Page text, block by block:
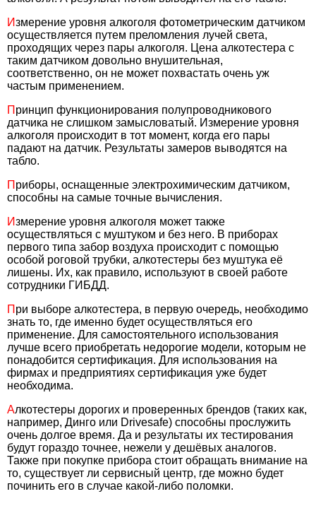
Измерение уровня алкоголя фотометрическим датчиком
осуществляется путем преломления лучей света,
проходящих через пары алкоголя. Цена алкотестера с
таким датчиком довольно внушительная,
соответственно, он не может похвастать очень уж
частым применением.
П ринцип функционирования полупроводникового
датчика не слишком замысловатый. Измерение уровня
алкоголя происходит в тот момент, когда его пары
падают на датчик. Результаты замеров выводятся на
табло.
П риборы, оснащенные электрохимическим датчиком,
способны на самые точные вычисления.
Измерение уровня алкоголя может также
осуществляться с муштуком и без него. В приборах
первого типа забор воздуха происходит с помощью
особой роговой трубки, алкотестеры без муштука её
лишены. Их, как правило, используют в своей работе
сотрудники ГИБДД.
П ри выборе алкотестера, в первую очередь, необходимо
знать то, где именно будет осуществляться его
применение. Для самостоятельного использования
лучше всего приобретать недорогие модели, которым не
понадобится сертификация. Для использования на
фирмах и предприятиях сертификация уже будет
необходима.
Алкотестеры дорогих и проверенных брендов (таких как,
например, Динго или Drivesafe) способны прослужить
очень долгое время. Да и результаты их тестирования
будут гораздо точнее, нежели у дешёвых аналогов.
Также при покупке прибора стоит обращать внимание на
то, существует ли сервисный центр, где можно будет
починить его в случае какой-либо поломки.